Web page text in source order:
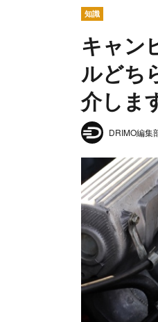
知識
キャン
ルどち
介しま
DRIMO編集